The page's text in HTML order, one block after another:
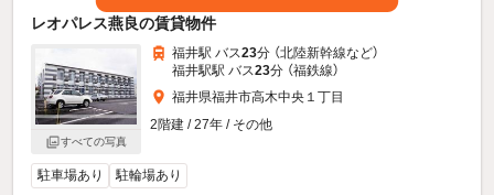
レオパレス燕良の賃貸物件
すべての写真
福井駅 バス23分 （北陸新幹線など）
福井駅駅 バス23分 （福鉄線）
福井県福井市高木中央１丁目
2階建 / 27年 / その他
駐車場あり 駐輪場あり